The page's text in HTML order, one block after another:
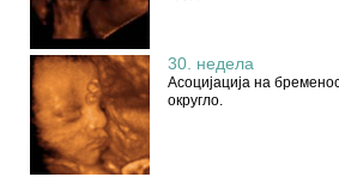
30. недела
Асоцијација на
округло.